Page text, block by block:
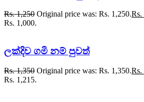
Rs.1,250 Original price was: Rs. 1,250.Rs.
Rs. 1,000.
ලක්දිව ගමි නම් පුවත්
Rs.1,350 Original price was: Rs. 1,350.Rs.
Rs. 1,215.